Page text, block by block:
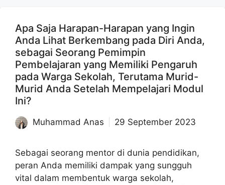
Apa Saja Harapan-Harapan yang Ingin
Anda Lihat Berkembang pada Diri Anda,
sebagai Seorang Pemimpin
Pembelajaran yang Memiliki Pengaruh
pada Warga Sekolah, Terutama Murid-
Murid Anda Setelah Mempelajari Modul
Ini?
Muhammad Anas 29 September 2023
Sebagai seorang mentor di dunia pendidikan,
peran Anda memiliki dampak yang sungguh
vital dalam membentuk warga sekolah,